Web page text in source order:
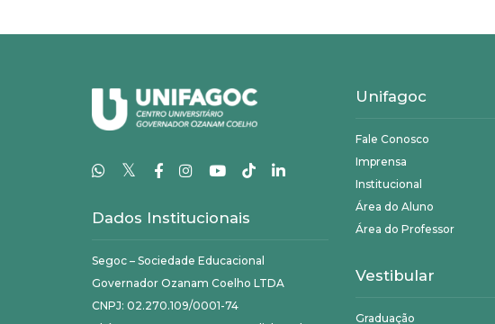
𝕏
Dados Institucionais
Segoc – Sociedade Educacional
Governador Ozanam Coelho LTDA
CNPJ: 02.270.109/0001-74
Unifagoc
Fale Conosco
Imprensa
Institucional
Área do Aluno
Área do Professor
Vestibular
Graduação